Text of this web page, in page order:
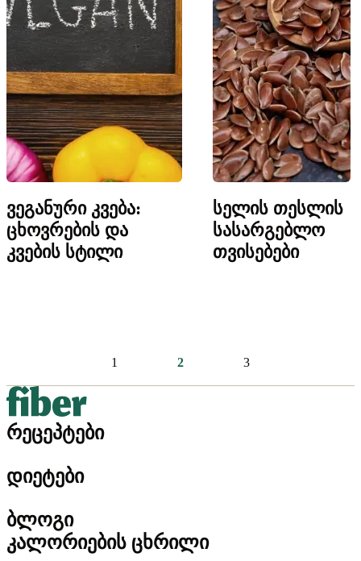
ვეგანური კვება:
ცხოვრების და
კვების სტილი
სელის თესლის
სასარგებლო
თვისებები
1 2 3
რეცეპტები
დიეტები
ბლოგი
კალორიების ცხრილი